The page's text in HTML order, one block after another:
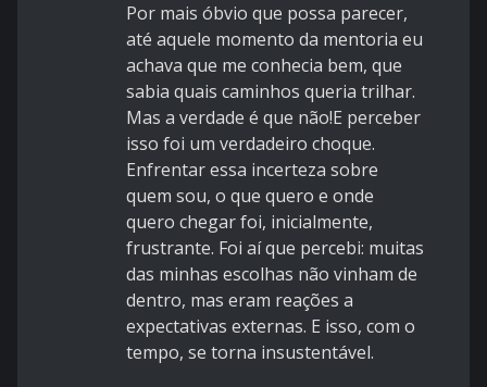
Por mais óbvio que possa parecer,
até aquele momento da mentoria eu
achava que me conhecia bem, que
sabia quais caminhos queria trilhar.
Mas a verdade é que não!E perceber
isso foi um verdadeiro choque.
Enfrentar essa incerteza sobre
quem sou, o que quero e onde
quero chegar foi, inicialmente,
frustrante. Foi aí que percebi: muitas
das minhas escolhas não vinham de
dentro, mas eram reações a
expectativas externas. E isso, com o
tempo, se torna insustentável.